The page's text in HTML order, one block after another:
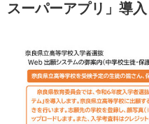
スーパーアプリ」導